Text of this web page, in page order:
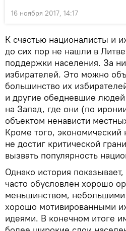
16 ноября 2017, 14:17
К счастью националисты и
до сих пор не нашли в
поддержки населения. За
избирателей. Это можно
большинство их
и другие обедневшие
на Запад, где они (по
объектом ненависти
Кроме того, экономический
не достиг критической
вызвать популярность
Однако история
часто обусловлен хорошо
меньшинством,
хорошо мотивированными
идеями. В конечном итоге